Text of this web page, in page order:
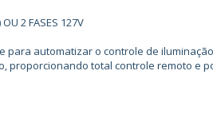
2 FASES 127V
para automatizar o controle de
proporcionando total controle remoto e